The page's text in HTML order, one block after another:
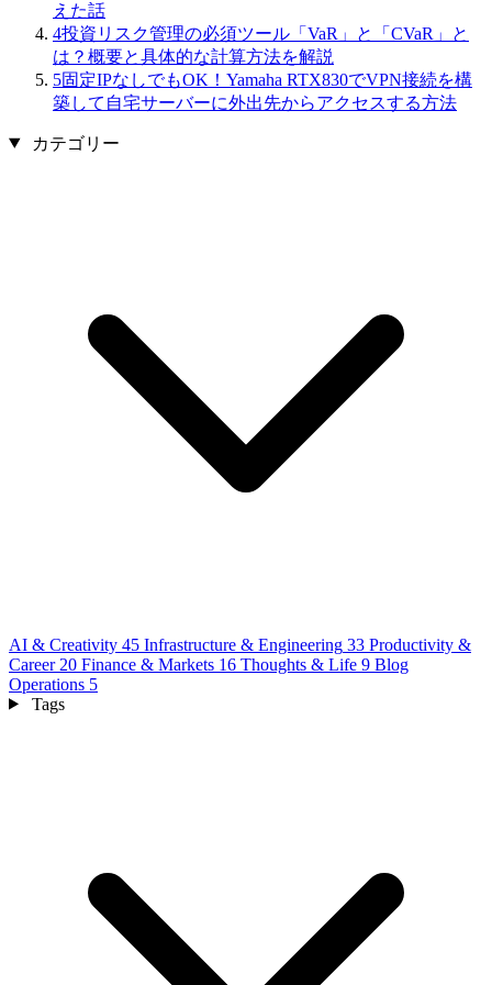
えた話
4投資リスク管理の必須ツール「VaR」と「CVaR」と
は？概要と具体的な計算方法を解説
5固定IPなしでもOK！Yamaha RTX830でVPN接続を構
築して自宅サーバーに外出先からアクセスする方法
カテゴリー
AI & Creativity 45 Infrastructure & Engineering 33 Productivity &
Career 20 Finance & Markets 16 Thoughts & Life 9 Blog
Operations 5
Tags